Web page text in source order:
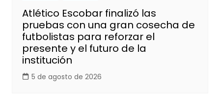
Atlético Escobar finalizó las
pruebas con una gran cosecha de
futbolistas para reforzar el
presente y el futuro de la
institución
5 de agosto de 2026